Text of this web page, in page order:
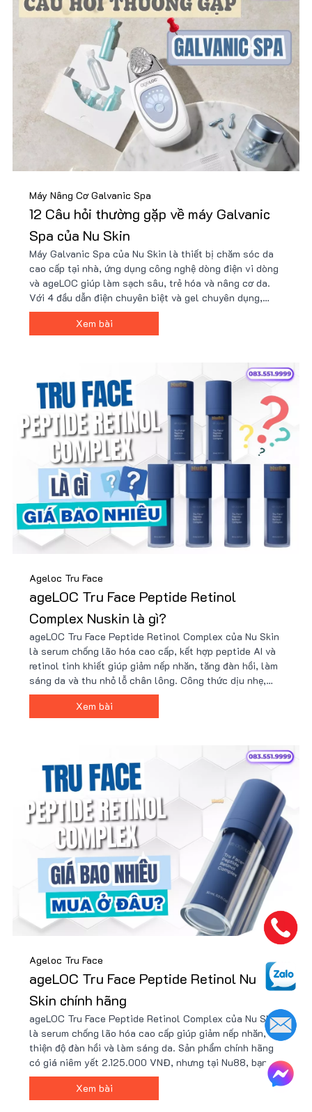
Máy Nâng Cơ Galvanic Spa
12 Câu hỏi thường gặp về máy Galvanic
Spa của Nu Skin
Máy Galvanic Spa của Nu Skin là thiết bị chăm sóc da
cao cấp tại nhà, ứng dụng công nghệ dòng điện vi dòng
và ageLOC giúp làm sạch sâu, trẻ hóa và nâng cơ da.
Với 4 đầu dẫn điện chuyên biệt và gel chuyên dụng,
máy hỗ trợ cải thiện nếp nhăn, làm sáng da, giúp làn da
săn chắc, rạng rỡ chỉ trong vài phút mỗi ngày.
Xem bài
Ageloc Tru Face
ageLOC Tru Face Peptide Retinol
Complex Nuskin là gì?
ageLOC Tru Face Peptide Retinol Complex của Nu Skin
là serum chống lão hóa cao cấp, kết hợp peptide AI và
retinol tinh khiết giúp giảm nếp nhăn, tăng đàn hồi, làm
sáng da và thu nhỏ lỗ chân lông. Công thức dịu nhẹ,
phù hợp với cả da nhạy cảm. Sản phẩm chính hãng có
tại Nu88 với giá ưu đãi cùng nhiều quà tặng hấp dẫn.
Xem bài
Ageloc Tru Face
ageLOC Tru Face Peptide Retinol Nu
Skin chính hãng
ageLOC Tru Face Peptide Retinol Complex của Nu Skin
là serum chống lão hóa cao cấp giúp giảm nếp nhăn, cải
thiện độ đàn hồi và làm sáng da. Sản phẩm chính hãng
có giá niêm yết 2.125.000 VNĐ, nhưng tại Nu88, bạn có
thể mua với giá ưu đãi cùng nhiều quà tặng. Để đảm bảo
chất lượng, nên mua tại đại lý chính thức như Nu88.
Xem bài